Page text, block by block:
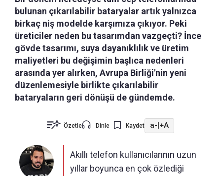
bulunan çıkarılabilir bataryalar artık yalnızca
birkaç niş modelde karşımıza çıkıyor. Peki
üreticiler neden bu tasarımdan vazgeçti? İnce
gövde tasarımı, suya dayanıklılık ve üretim
maliyetleri bu değişimin başlıca nedenleri
arasında yer alırken, Avrupa Birliği'nin yeni
düzenlemesiyle birlikte çıkarılabilir
bataryaların geri dönüşü de gündemde.
Özetle Dinle Kaydet a- +A
Akıllı telefon kullanıcılarının uzun
yıllar boyunca en çok özlediği